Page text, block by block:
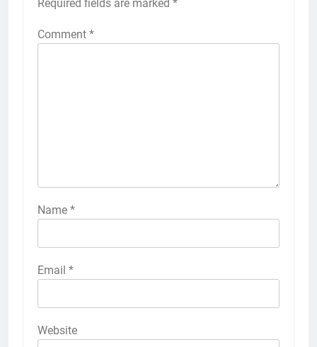
Required fields are marked *
Comment *
Name *
Email *
Website